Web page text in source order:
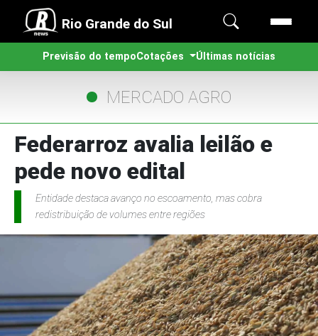
Rio Grande do Sul
Previsão do tempoCotações Últimas notícias
MERCADO AGRO
Federarroz avalia leilão e
pede novo edital
Entidade destaca avanço no escoamento, mas cobra
redistribuição de volumes entre regiões